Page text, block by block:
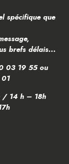
spécifique que
brefs délais...
03 19 55ou
/ 14 h – 18h